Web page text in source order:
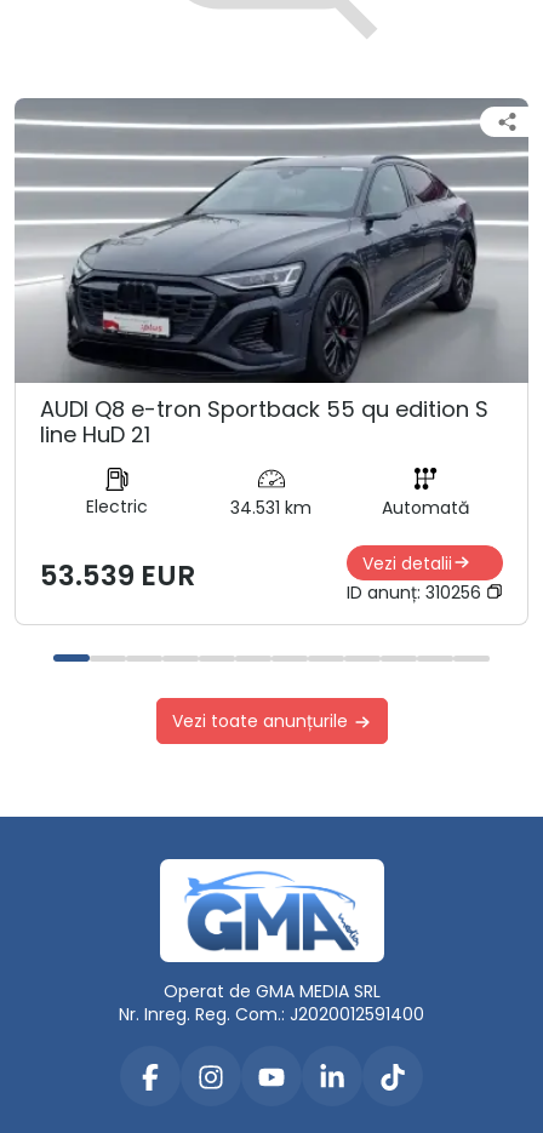
AUDI Q8 e-tron Sportback 55 qu edition S
line HuD 21
Electric 34.531 km Automată
53.539 EUR
Vezi detalii
ID anunț: 310256
Vezi toate anunțurile
Operat de GMA MEDIA SRL
Nr. Inreg. Reg. Com.: J2020012591400